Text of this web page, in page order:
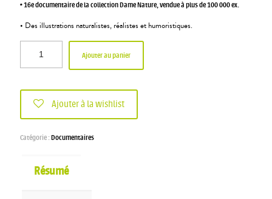
• 16e documentaire de la collection Dame Nature, vendue à plus de 100 000 ex.
• Des illustrations naturalistes, réalistes et humoristiques.
Ajouter au panier
Ajouter à la wishlist
Catégorie :Documentaires
Résumé